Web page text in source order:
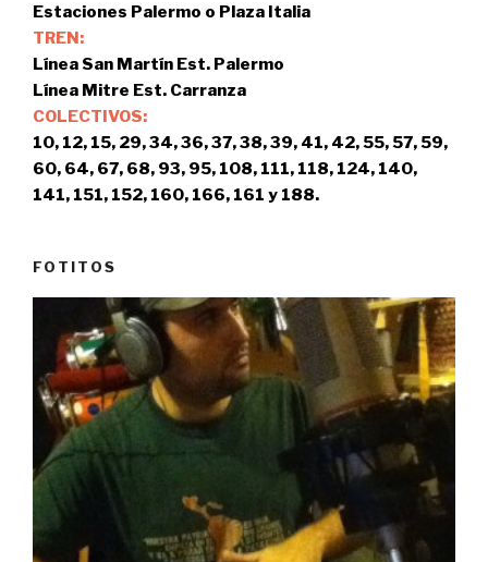
Estaciones Palermo o Plaza Italia
TREN:
Línea San Martín Est. Palermo
Línea Mitre Est. Carranza
COLECTIVOS:
10, 12, 15, 29, 34, 36, 37, 38, 39, 41, 42, 55, 57, 59,
60, 64, 67, 68, 93, 95, 108, 111, 118, 124, 140,
141, 151, 152, 160, 166, 161 y 188.
FOTITOS